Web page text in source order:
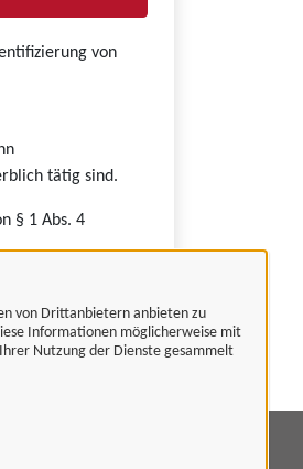
von Drittanbietern anbieten zu
Informationen möglicherweise mit
Nutzung der Dienste gesammelt
von
tätig sind.
§ 1 Abs. 4